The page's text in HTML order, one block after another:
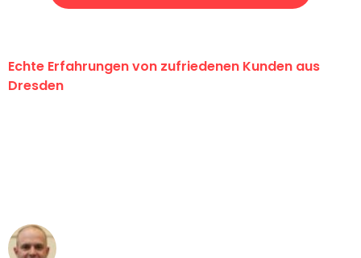
Echte Erfahrungen von zufriedenen Kunden aus
Dresden